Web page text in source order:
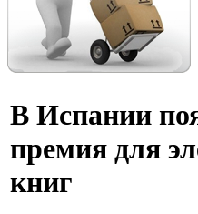
В Испании
премия для
книг